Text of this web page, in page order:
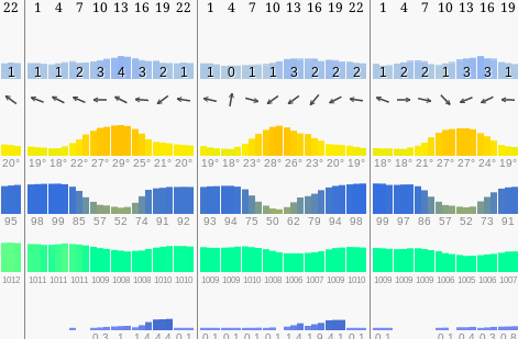
22 1 4 7 10 13 16 19 22 1 4 7 10 13 16 19 22 1 4 7 10 13 16 19
1 1 1 2 3 4 3 2 1 1 0 1 1 3 2 2 2 1 2 2 1 3 3 1
20° 19° 18° 22° 27° 29° 25° 21° 20° 19° 18° 23° 28° 26° 23° 20° 19° 18° 18° 21° 27° 27° 24° 19°
95 98 99 85 57 52 74 91 92 93 94 75 50 62 79 94 98 99 97 86 57 52 73 91
1012 1011 1011 1011 1009 1008 1008 1010 1010 1009 1009 1010 1008 1006 1007 1009 1010 1009 1009 1009 1006 1005 1006 1007